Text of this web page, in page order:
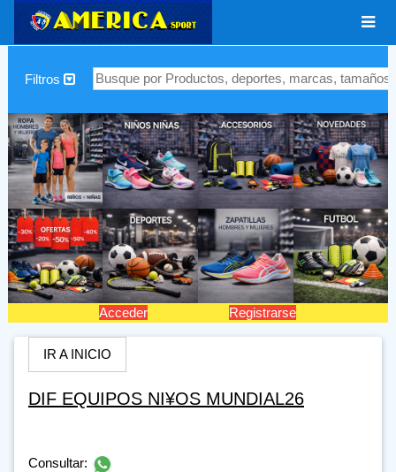
Filtros
Acceder Registrarse
IR A INICIO
DIF EQUIPOS NI¥OS MUNDIAL26
Consultar: